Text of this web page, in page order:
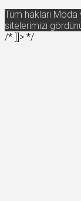
Tüm hakları
sitelerimizi
/* ]]> */